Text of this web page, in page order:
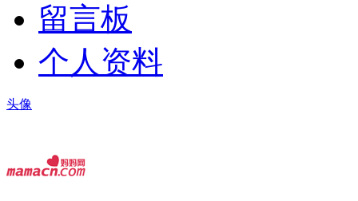
留言板
个人资料
头像